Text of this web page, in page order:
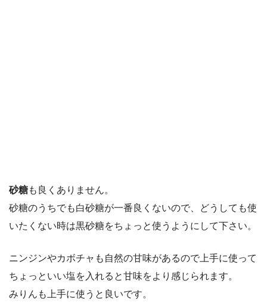
砂糖も良くありません。
砂糖のうちでも白砂糖が一番良くないので、どうしても使
いたくない時は黒砂糖をちょっと使うようにして下さい。
ニンジンやカボチャも自然の甘味があるので上手に使って
ちょっといい塩を入れると甘味をより感じられます。
みりんも上手に使うと良いです。